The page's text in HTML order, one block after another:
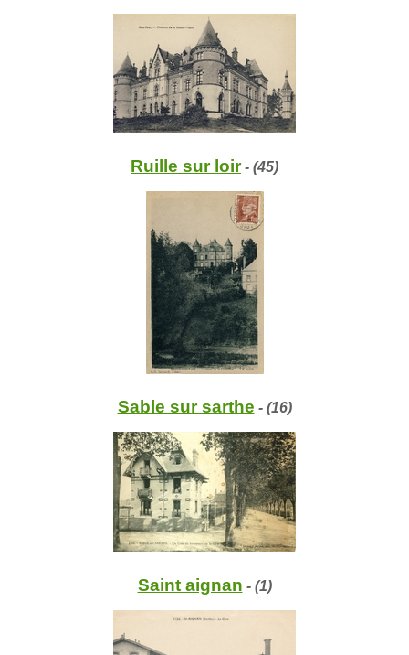
Ruille sur loir- (45)
Sable sur sarthe - (16)
Saint aignan - (1)